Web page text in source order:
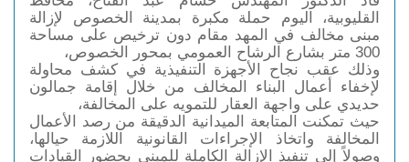
300 متر بشارع الرشاح العمومي بمحور الخصوص،
حديدي على واجهة العقار للتمويه على المخالفة،